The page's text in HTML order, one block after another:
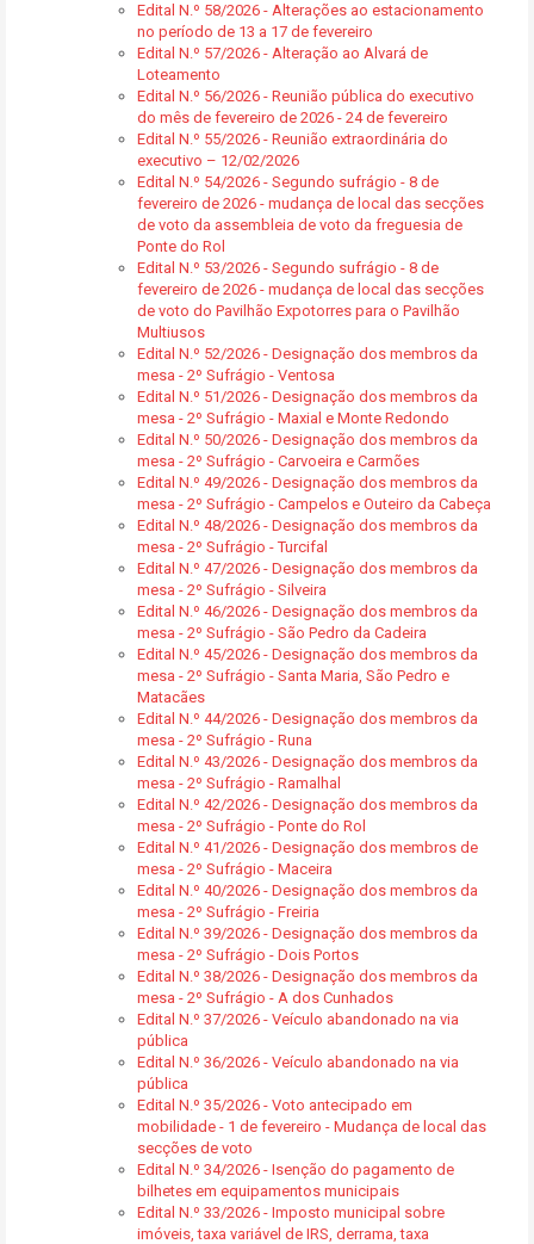
Edital N.º 58/2026 - Alterações ao estacionamento
no período de 13 a 17 de fevereiro
Edital N.º 57/2026 - Alteração ao Alvará de
Loteamento
Edital N.º 56/2026 - Reunião pública do executivo
do mês de fevereiro de 2026 - 24 de fevereiro
Edital N.º 55/2026 - Reunião extraordinária do
executivo – 12/02/2026
Edital N.º 54/2026 - Segundo sufrágio - 8 de
fevereiro de 2026 - mudança de local das secções
de voto da assembleia de voto da freguesia de
Ponte do Rol
Edital N.º 53/2026 - Segundo sufrágio - 8 de
fevereiro de 2026 - mudança de local das secções
de voto do Pavilhão Expotorres para o Pavilhão
Multiusos
Edital N.º 52/2026 - Designação dos membros da
mesa - 2º Sufrágio - Ventosa
Edital N.º 51/2026 - Designação dos membros da
mesa - 2º Sufrágio - Maxial e Monte Redondo
Edital N.º 50/2026 - Designação dos membros da
mesa - 2º Sufrágio - Carvoeira e Carmões
Edital N.º 49/2026 - Designação dos membros da
mesa - 2º Sufrágio - Campelos e Outeiro da Cabeça
Edital N.º 48/2026 - Designação dos membros da
mesa - 2º Sufrágio - Turcifal
Edital N.º 47/2026 - Designação dos membros da
mesa - 2º Sufrágio - Silveira
Edital N.º 46/2026 - Designação dos membros da
mesa - 2º Sufrágio - São Pedro da Cadeira
Edital N.º 45/2026 - Designação dos membros da
mesa - 2º Sufrágio - Santa Maria, São Pedro e
Matacães
Edital N.º 44/2026 - Designação dos membros da
mesa - 2º Sufrágio - Runa
Edital N.º 43/2026 - Designação dos membros da
mesa - 2º Sufrágio - Ramalhal
Edital N.º 42/2026 - Designação dos membros da
mesa - 2º Sufrágio - Ponte do Rol
Edital N.º 41/2026 - Designação dos membros de
mesa - 2º Sufrágio - Maceira
Edital N.º 40/2026 - Designação dos membros da
mesa - 2º Sufrágio - Freiria
Edital N.º 39/2026 - Designação dos membros da
mesa - 2º Sufrágio - Dois Portos
Edital N.º 38/2026 - Designação dos membros da
mesa - 2º Sufrágio - A dos Cunhados
Edital N.º 37/2026 - Veículo abandonado na via
pública
Edital N.º 36/2026 - Veículo abandonado na via
pública
Edital N.º 35/2026 - Voto antecipado em
mobilidade - 1 de fevereiro - Mudança de local das
secções de voto
Edital N.º 34/2026 - Isenção do pagamento de
bilhetes em equipamentos municipais
Edital N.º 33/2026 - Imposto municipal sobre
imóveis, taxa variável de IRS, derrama, taxa